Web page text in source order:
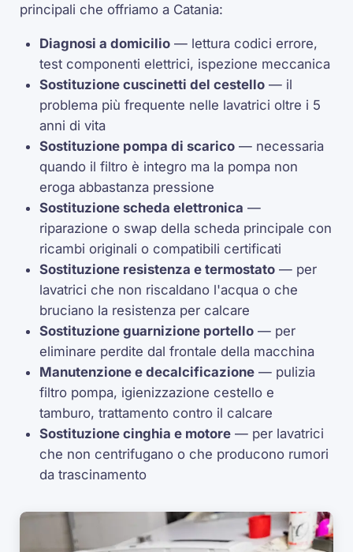
principali che offriamo a Catania:
Diagnosi a domicilio — lettura codici errore,
test componenti elettrici, ispezione meccanica
Sostituzione cuscinetti del cestello — il
problema più frequente nelle lavatrici oltre i 5
anni di vita
Sostituzione pompa di scarico — necessaria
quando il filtro è integro ma la pompa non
eroga abbastanza pressione
Sostituzione scheda elettronica —
riparazione o swap della scheda principale con
ricambi originali o compatibili certificati
Sostituzione resistenza e termostato — per
lavatrici che non riscaldano l'acqua o che
bruciano la resistenza per calcare
Sostituzione guarnizione portello — per
eliminare perdite dal frontale della macchina
Manutenzione e decalcificazione — pulizia
filtro pompa, igienizzazione cestello e
tamburo, trattamento contro il calcare
Sostituzione cinghia e motore — per lavatrici
che non centrifugano o che producono rumori
da trascinamento